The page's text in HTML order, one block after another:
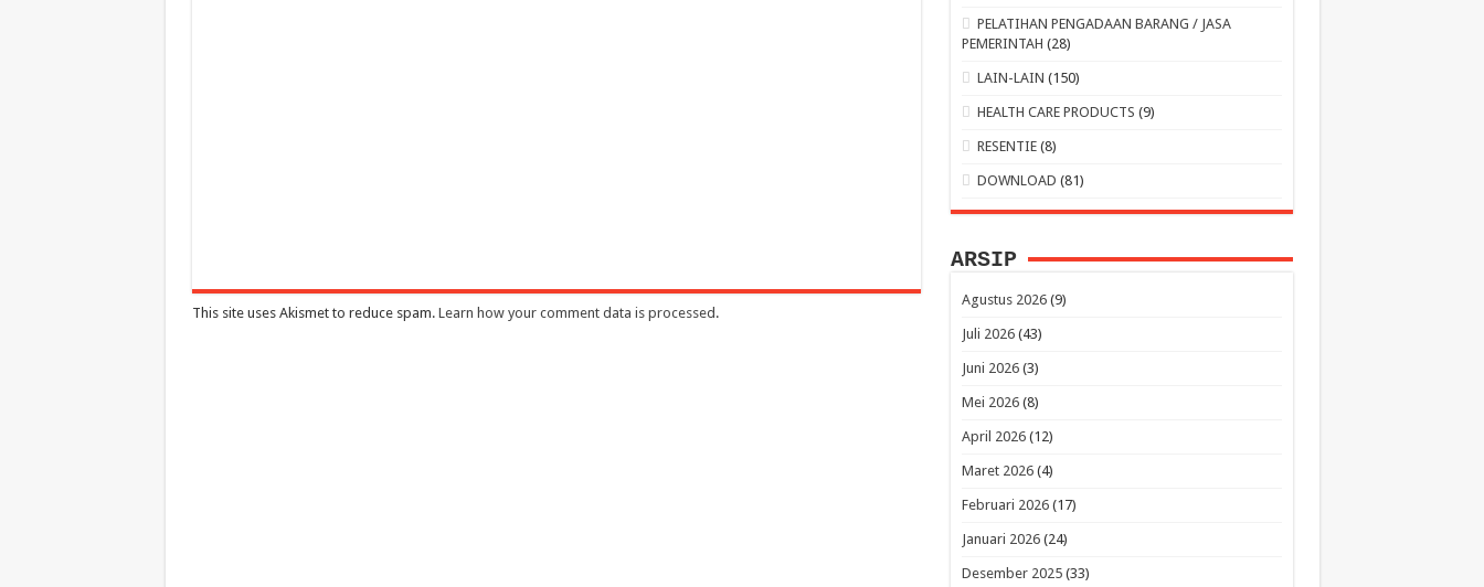
This site uses Akismet to reduce spam. Learn how your comment data is processed .
PELATIHAN PENGADAAN BARANG / JASA
PEMERINTAH (28)
LAIN-LAIN (150)
HEALTH CARE PRODUCTS (9)
RESENTIE (8)
DOWNLOAD (81)
ARSIP
Agustus 2026(9)
Juli 2026(43)
Juni 2026(3)
Mei 2026(8)
April 2026(12)
Maret 2026(4)
Februari 2026(17)
Januari 2026(24)
Desember 2025(33)